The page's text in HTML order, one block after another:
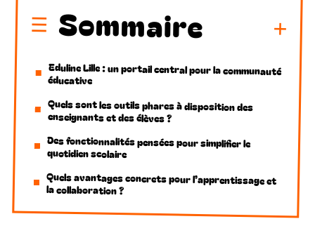
Sommaire
Eduline Lille : un portail central pour la communauté
éducative
Quels sont les outils phares à disposition des
enseignants et des élèves ?
Des fonctionnalités pensées pour simplifier le
quotidien scolaire
Quels avantages concrets pour l’apprentissage et
la collaboration ?